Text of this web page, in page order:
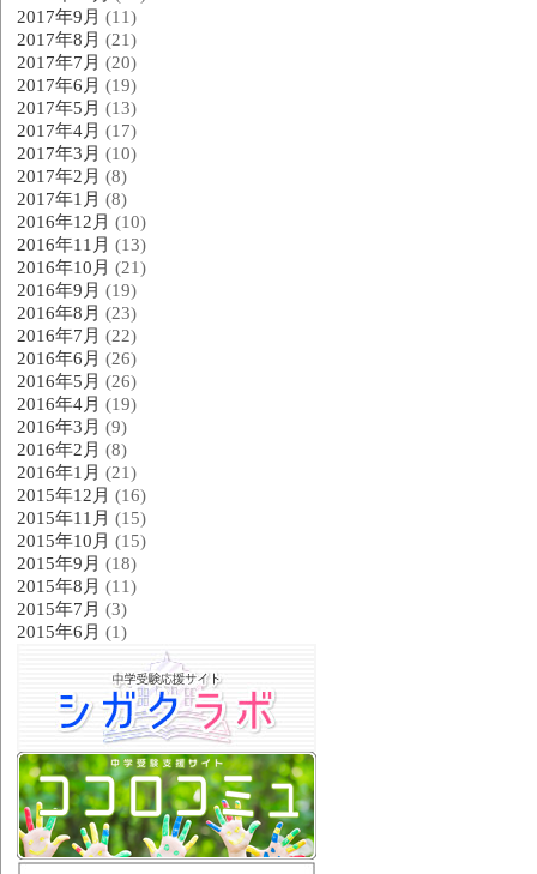
2017年9月 (11)
2017年8月 (21)
2017年7月 (20)
2017年6月 (19)
2017年5月 (13)
2017年4月 (17)
2017年3月 (10)
2017年2月 (8)
2017年1月 (8)
2016年12月 (10)
2016年11月 (13)
2016年10月 (21)
2016年9月 (19)
2016年8月 (23)
2016年7月 (22)
2016年6月 (26)
2016年5月 (26)
2016年4月 (19)
2016年3月 (9)
2016年2月 (8)
2016年1月 (21)
2015年12月 (16)
2015年11月 (15)
2015年10月 (15)
2015年9月 (18)
2015年8月 (11)
2015年7月 (3)
2015年6月 (1)